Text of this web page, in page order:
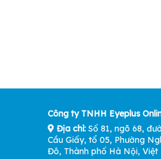
Công ty TNHH Eyeplus
Địa chỉ: Số 81, ngõ 68,
Cầu Giấy, tổ 05, Phường
Đô, Thành phố Hà Nội, Việt